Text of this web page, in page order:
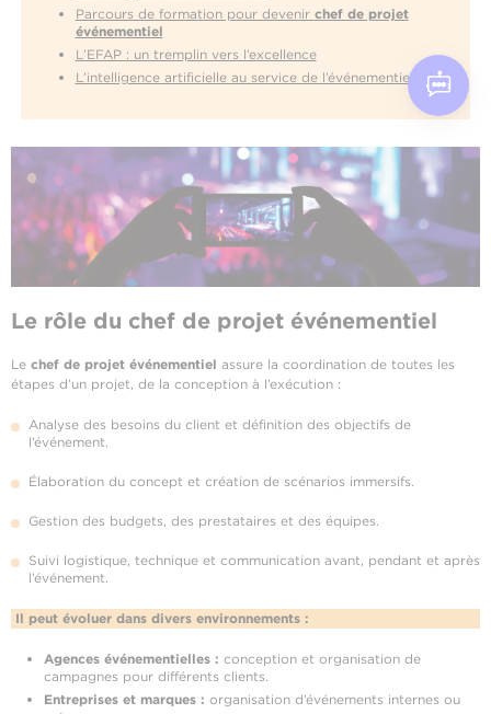
Parcours de formation pour devenir chef de projet
événementiel
L’EFAP : un tremplin vers l’excellence
L’intelligence artificielle au service de l’événementiel
Le rôle du chef de projet événementiel
Le chef de projet événementiel assure la coordination de toutes les
étapes d’un projet, de la conception à l’exécution :
Analyse des besoins du client et définition des objectifs de
l’événement.
Élaboration du concept et création de scénarios immersifs.
Gestion des budgets, des prestataires et des équipes.
Suivi logistique, technique et communication avant, pendant et après
l’événement.
Il peut évoluer dans divers environnements :
Agences événementielles : conception et organisation de
campagnes pour différents clients.
Entreprises et marques : organisation d’événements internes ou